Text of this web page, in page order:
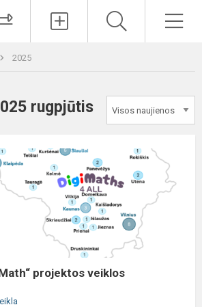
2025
rugpjūtis
projektos veiklos